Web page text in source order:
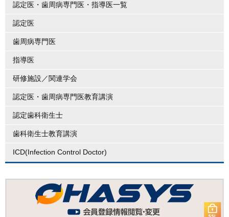
認定医・歯周病専門医・指導医一覧
認定医
歯周病専門医
指導医
研修施設／関連学会
認定医・歯周病専門医教育講演
認定歯科衛生士
歯科衛生士教育講演
ICD(Infection Control Doctor)